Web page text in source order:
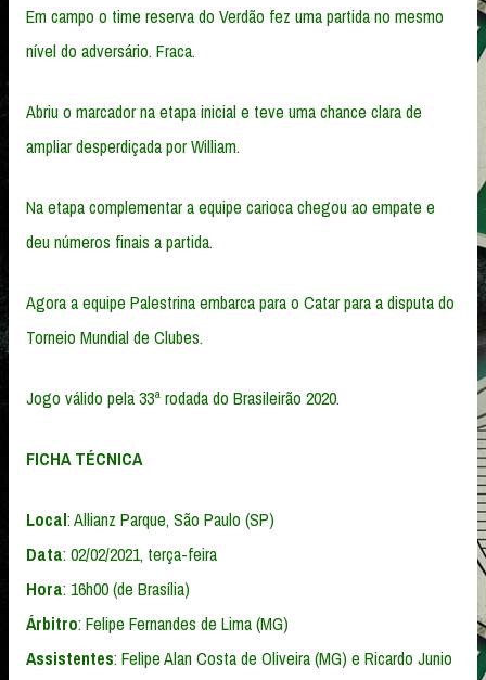
Em campo o time reserva do Verdão fez uma partida no mesmo
nível do adversário. Fraca.
Abriu o marcador na etapa inicial e teve uma chance clara de
ampliar desperdiçada por William.
Na etapa complementar a equipe carioca chegou ao empate e
deu números finais a partida.
Agora a equipe Palestrina embarca para o Catar para a disputa do
Torneio Mundial de Clubes.
Jogo válido pela 33ª rodada do Brasileirão 2020.
FICHA TÉCNICA
Local: Allianz Parque, São Paulo (SP)
Data: 02/02/2021, terça-feira
Hora: 16h00 (de Brasília)
Árbitro: Felipe Fernandes de Lima (MG)
Assistentes: Felipe Alan Costa de Oliveira (MG) e Ricardo Junio